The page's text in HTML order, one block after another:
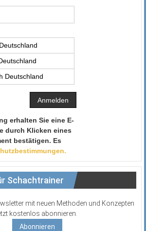
Deutschland
erhalten Sie eine E-
durch Klicken eines
bestätigen. Es
Schachtrainer
mit neuen Methoden und Konzepten
kostenlos abonnieren.
Abonnieren